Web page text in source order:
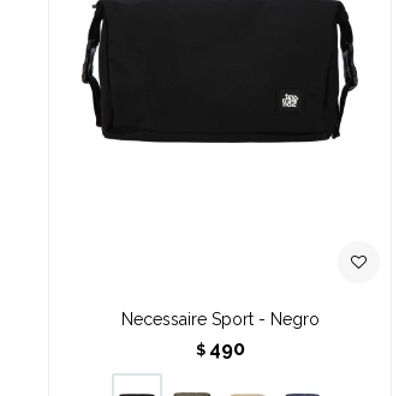
Necessaire Sport - Negro
$ 490